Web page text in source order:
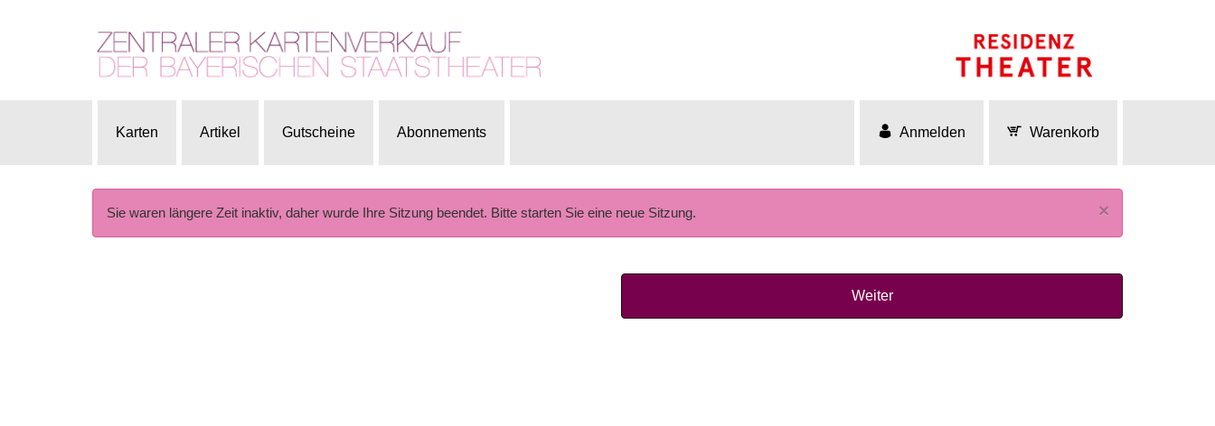
Karten Artikel Gutscheine Abonnements Anmelden Warenkorb
×
Sie waren längere Zeit inaktiv, daher wurde Ihre Sitzung beendet. Bitte starten Sie eine neue Sitzung.
Weiter